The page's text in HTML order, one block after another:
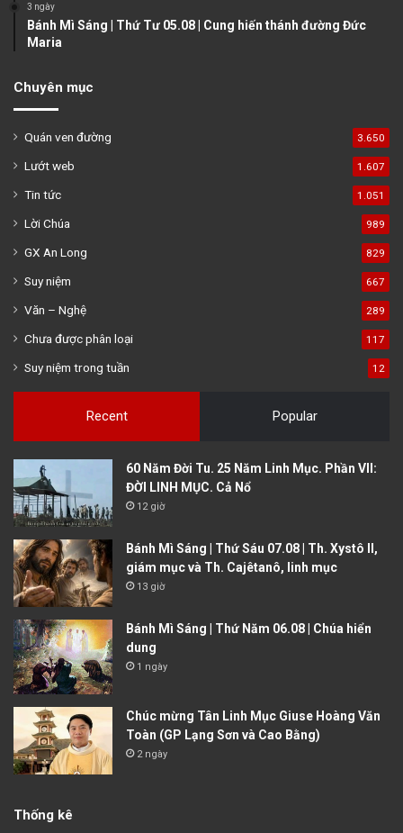
3 ngày
Bánh Mì Sáng | Thứ Tư 05.08 | Cung hiến thánh đường Đức
Maria
Chuyên mục
Quán ven đường 3.650
Lướt web 1.607
Tin tức 1.051
Lời Chúa 989
GX An Long 829
Suy niệm 667
Văn – Nghệ 289
Chưa được phân loại 117
Suy niệm trong tuần 12
Recent Popular
60 Năm Đời Tu. 25 Năm Linh Mục. Phần VII:
ĐỜI LINH MỤC. Cả Nổ
12 giờ
Bánh Mì Sáng | Thứ Sáu 07.08 | Th. Xystô II,
giám mục và Th. Cajêtanô, linh mục
13 giờ
Bánh Mì Sáng | Thứ Năm 06.08 | Chúa hiển
dung
1 ngày
Chúc mừng Tân Linh Mục Giuse Hoàng Văn
Toàn (GP Lạng Sơn và Cao Bằng)
2 ngày
Thống kê